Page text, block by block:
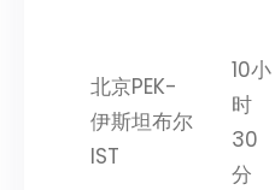
北京PEK-
伊斯坦布尔
IST
10小
时
30
分